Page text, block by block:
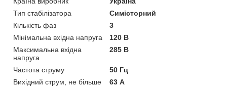
Тип стабілізатора
Симісторний
Кількість фаз
3
Мінімальна вхідна напруга
120 В
Максимальна вхідна
напруга
285 В
Частота струму
50 Гц
Вихідний струм, не більше
63 А